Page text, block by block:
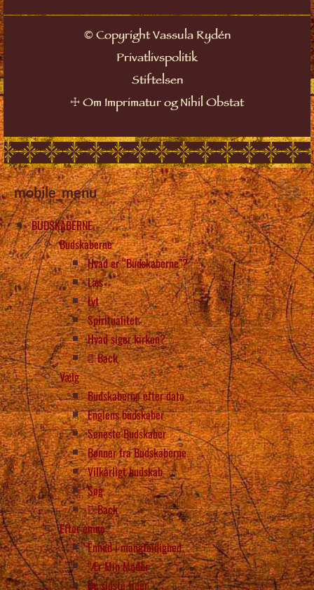
©Copyright Vassula Rydén
Privatlivspolitik
Stiftelsen
☩ Om Imprimatur og Nihil Obstat
mobile_menu
BUDSKABERNE
Budskaberne
Hvad er “Budskaberne”?
Læs
Lyt
Spiritualitet
Hvad siger kirken?
Back
Vælg
Budskaberne efter dato
Englens budskaber
Seneste Budskaber
Bønner fra Budskaberne
Vilkårligt budskab
Søg
Back
Efter emne
Enhed i mangfoldighed
“Ær Min Moder
De sidste tider